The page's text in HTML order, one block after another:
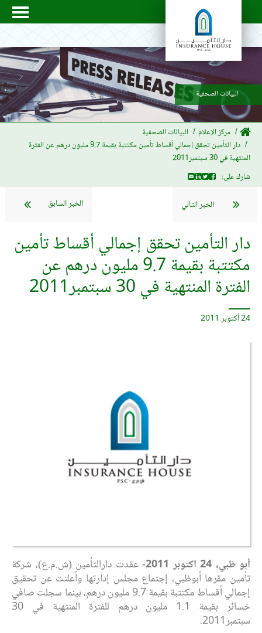
البيانات الصحفية
مركز الإعلام
البيانات الصحفية
دار التأمين تحقق إجمالي أقساط تأمين مكتتبة بقيمة 9.7 مليون درهم عن الفترة
المنتهية في 30 سبتمبر2011
شارك على:
الخبر التالي الخبر السابق
دار التأمين تحقق إجمالي أقساط تأمين
مكتتبة بقيمة 9.7 مليون درهم عن
الفترة المنتهية في 30 سبتمبر2011
24 أكتوبر 2011
أبو ظبي، 24 اكتوبر 2011-
عقدت دارالتأمين (ش.م.ع)، شركة
تأمين مقرها أبوظبي، إجتماع مجلس إدارتها وأعلنت عن تحقيق
إجمالي أقساط مكتتبة بقيمة 9.7 مليون درهم، بينما سجلت صافي
خسائر بقيمة 1.1 مليون درهم للفترة المنتهية في 30
سبتمبر2011.